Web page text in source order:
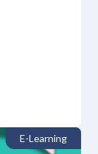
E-Learning